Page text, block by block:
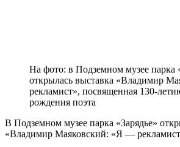
На фото: в Подземном музее парка
открылась выставка «Владимир
рекламист», посвященная 130-
рождения поэта
В Подземном музее парка «Зарядье»
«Владимир Маяковский: «‎Я —